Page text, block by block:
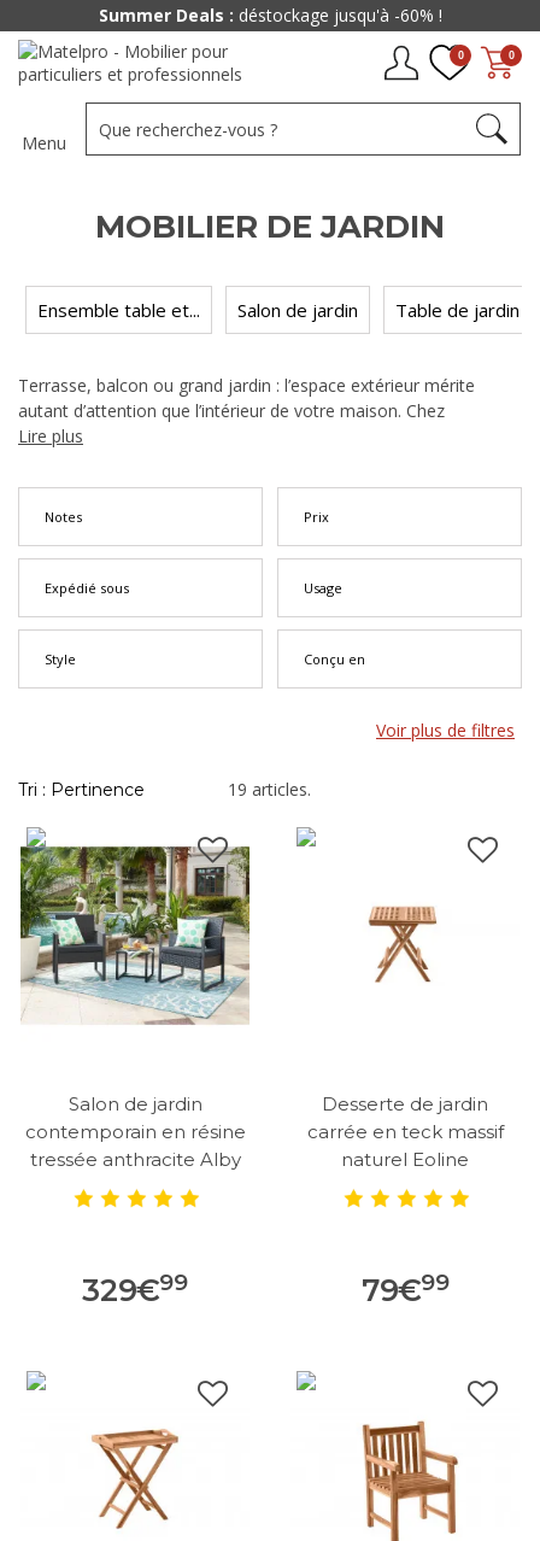
0
0
Menu
MOBILIER DE JARDIN
Ensemble table et... Salon de jardin Table de jardin
Terrasse, balcon ou grand jardin : l’espace extérieur mérite
autant d’attention que l’intérieur de votre maison. Chez
Matelpro, nous avons réuni une gamme complète de
vie en plein air — du salon de jardin au transat, en passant par
les tables, chaises et fauteuils d’extérieur. Que vous cherchiez un
pour profiter du soleil, vous trouverez ici des meubles pensés
pour résister aux saisons et s’adapter à tous les styles
d’aménagement.
Lire plus
Notes Prix
Expédié sous Usage
Style Conçu en
Voir plus de filtres
Tri : Pertinence 19 articles.
Salon de jardin
contemporain en résine
tressée anthracite Alby
329€99
Desserte de jardin
carrée en teck massif
naturel Eoline
79€99
Summer Deals : déstockage jusqu'à -60% !